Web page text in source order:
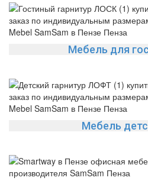
Мебель для
Мебель